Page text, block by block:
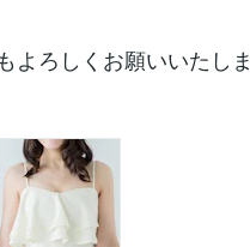
よろしくお願いいたし